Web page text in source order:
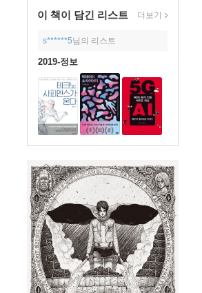
이 책이 담긴 리스트 더보기
s******5님의 리스트
2019-정보